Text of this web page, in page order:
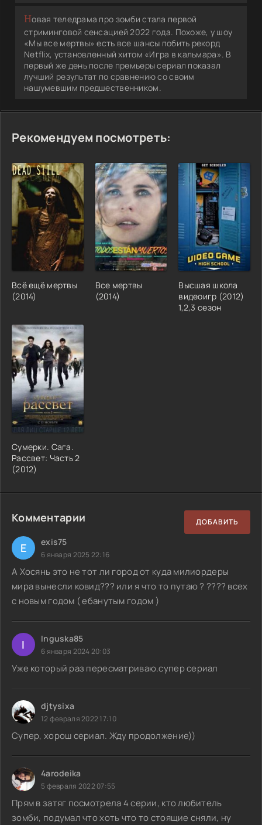
Новая теледрама про зомби стала первой
стриминговой сенсацией 2022 года. Похоже, у шоу
«Мы все мертвы» есть все шансы побить рекорд
Netflix, установленный хитом «Игра в кальмара». В
первый же день после премьеры сериал показал
лучший результат по сравнению со своим
нашумевшим предшественником.
Рекомендуем посмотреть:
Всё ещё мертвы
(2014)
Все мертвы
(2014)
Высшая школа
видеоигр (2012)
1,2,3 сезон
Сумерки. Сага.
Рассвет: Часть 2
(2012)
Комментарии ДОБАВИТЬ
E exis75
6 января 2025 22:16
А Хосянь это не тот ли город от куда милиордеры
мира вынесли ковид??? или я что то путаю ? ???? всех
с новым годом ( ебанутым годом )
I Inguska85
6 января 2024 20:03
Уже который раз пересматриваю.супер сериал
djtysixa
12 февраля 2022 17:10
Супер, хорош сериал. Жду продолжение))
4arodeika
5 февраля 2022 07:55
Прям в затяг посмотрела 4 серии, кто любитель
зомби, подумал что хоть что то стоящие сняли, ну